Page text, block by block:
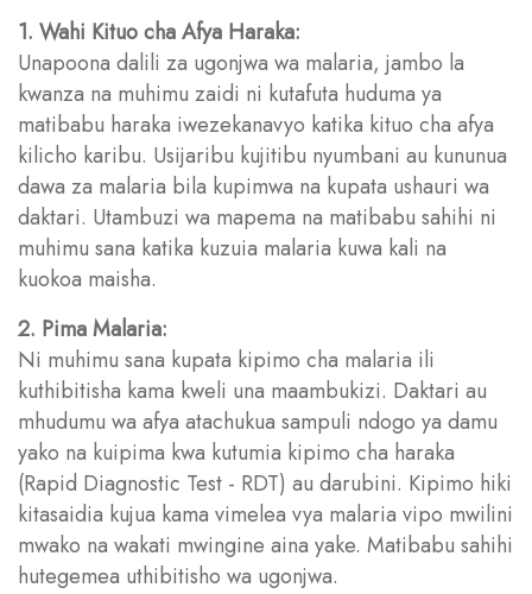
1. Wahi Kituo cha Afya Haraka:
Unapoona dalili za ugonjwa wa malaria, jambo la
kwanza na muhimu zaidi ni kutafuta huduma ya
matibabu haraka iwezekanavyo katika kituo cha afya
kilicho karibu. Usijaribu kujitibu nyumbani au kununua
dawa za malaria bila kupimwa na kupata ushauri wa
daktari. Utambuzi wa mapema na matibabu sahihi ni
muhimu sana katika kuzuia malaria kuwa kali na
kuokoa maisha.
2. Pima Malaria:
Ni muhimu sana kupata kipimo cha malaria ili
kuthibitisha kama kweli una maambukizi. Daktari au
mhudumu wa afya atachukua sampuli ndogo ya damu
yako na kuipima kwa kutumia kipimo cha haraka
(Rapid Diagnostic Test - RDT) au darubini. Kipimo hiki
kitasaidia kujua kama vimelea vya malaria vipo mwilini
mwako na wakati mwingine aina yake. Matibabu sahihi
hutegemea uthibitisho wa ugonjwa.